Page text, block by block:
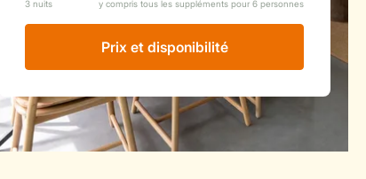
Prix ​​et disponibilité